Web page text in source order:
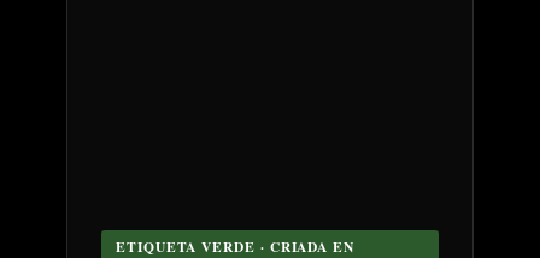
ETIQUETA VERDE · CRIADA EN